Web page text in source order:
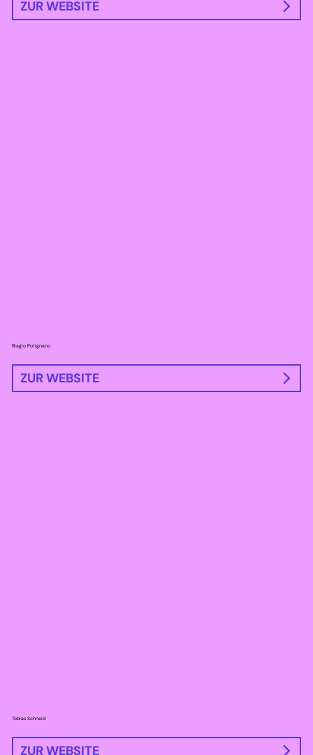
ZUR WEBSITE
Biagio Putignano
ZUR WEBSITE
Tobias Schneid
ZUR WEBSITE